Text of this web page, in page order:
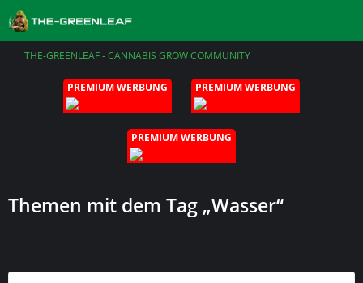
THE-GREENLEAF - CANNABIS GROW COMMUNITY
PREMIUM WERBUNG PREMIUM WERBUNG
PREMIUM WERBUNG
Themen mit dem Tag „Wasser“